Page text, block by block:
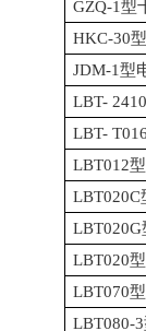
GZQ-1型
HKC-30
JDM-1型
LBT-
LBT-
LBT012
LBT020C
LBT020
LBT070
LBT080-